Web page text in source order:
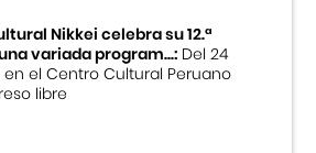
Nikkei celebra su 12.ª
variada program...:Del 24
el Centro Cultural Peruano
libre